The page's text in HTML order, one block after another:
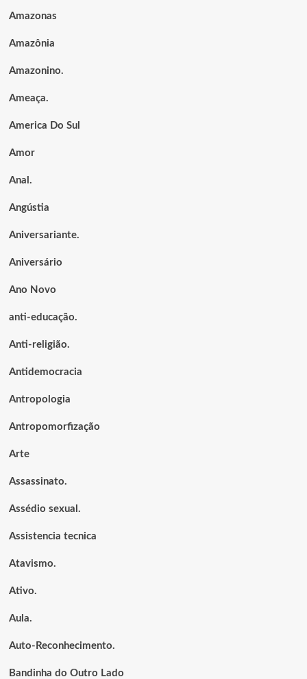
Amazonas
Amazônia
Amazonino.
Ameaça.
America Do Sul
Amor
Anal.
Angústia
Aniversariante.
Aniversário
Ano Novo
anti-educação.
Anti-religião.
Antidemocracia
Antropologia
Antropomorfização
Arte
Assassinato.
Assédio sexual.
Assistencia tecnica
Atavismo.
Ativo.
Aula.
Auto-Reconhecimento.
Bandinha do Outro Lado